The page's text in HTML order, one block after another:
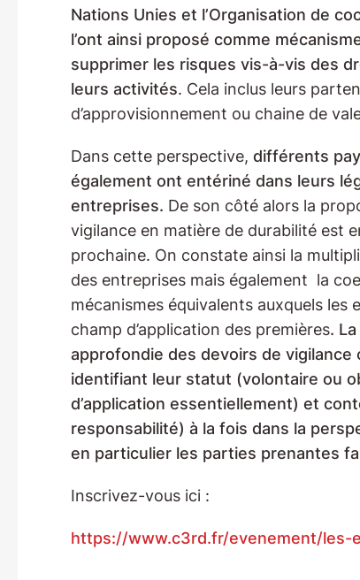
Nations Unies et l’Organisation de
l’ont ainsi proposé comme
supprimer les risques vis-à-vis des
leurs activités. Cela inclus leurs
d’approvisionnement ou chaine de
Dans cette perspective, différents
également ont entériné dans leurs
entreprises. De son côté alors la
vigilance en matière de durabilité est
prochaine. On constate ainsi la
des entreprises mais également la
mécanismes équivalents auxquels
champ d’application des premières.
approfondie des devoirs de
identifiant leur statut (volontaire ou
d’application essentiellement) et
responsabilité) à la fois dans la
en particulier les parties prenantes
Inscrivez-vous ici :
https://www.c3rd.fr/evenement/les-